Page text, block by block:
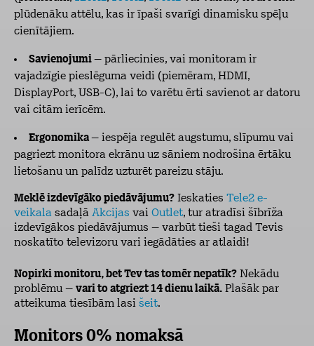
plūdenāku attēlu, kas ir īpaši svarīgi dinamisku spēļu
cienītājiem.
Savienojumi– pārliecinies, vai monitoram ir
vajadzīgie pieslēguma veidi (piemēram, HDMI,
DisplayPort, USB-C), lai to varētu ērti savienot ar datoru
vai citām ierīcēm.
Ergonomika– iespēja regulēt augstumu, slīpumu vai
pagriezt monitora ekrānu uz sāniem nodrošina ērtāku
lietošanu un palīdz uzturēt pareizu stāju.
Meklē izdevīgāko piedāvājumu? Ieskaties Tele2 e-
veikala sadaļā Akcijas vai Outlet, tur atradīsi šībrīža
izdevīgākos piedāvājumus – varbūt tieši tagad Tevis
noskatīto televizoru vari iegādāties ar atlaidi!
Nopirki monitoru, bet Tev tas tomēr nepatīk? Nekādu
problēmu – vari to atgriezt 14 dienu laikā. Plašāk par
atteikuma tiesībām lasi šeit.
Monitors 0% nomaksā